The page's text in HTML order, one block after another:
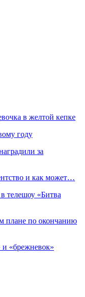
в желтой кепке
году
за
и как может…
телешоу «Битва
плане по окончанию
«брежневок»